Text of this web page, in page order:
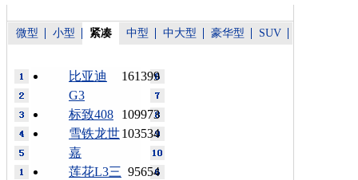
微型 小型 紧凑 中型 中大型 豪华型 SUV
161399
比亚迪
G3
109973
标致408
103534
雪铁龙世
嘉
95654
莲花L3三